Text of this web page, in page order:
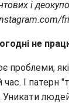
і
не
які
І патерн
Уникати